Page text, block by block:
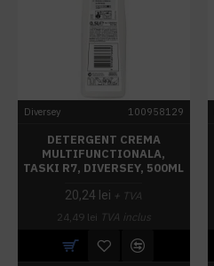
Diversey 100958129
DETERGENT CREMA
MULTIFUNCTIONALA,
TASKI R7, DIVERSEY, 500ML
20,24 lei + TVA
24,49 lei TVA inclus